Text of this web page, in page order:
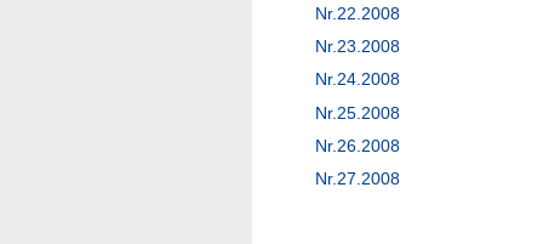
Nr.22.2008
Nr.23.2008
Nr.24.2008
Nr.25.2008
Nr.26.2008
Nr.27.2008